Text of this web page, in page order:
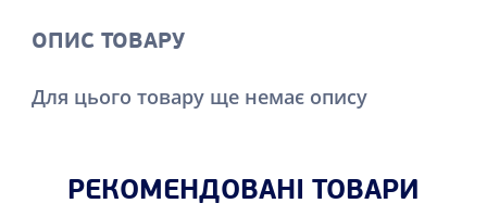
ОПИС ТОВАРУ
Для цього товару ще немає опису
РЕКОМЕНДОВАНІ ТОВАРИ